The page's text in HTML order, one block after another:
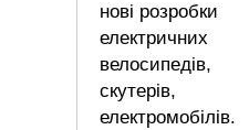
нові розробки
електричних
велосипедів,
скутерів,
електромобілів.